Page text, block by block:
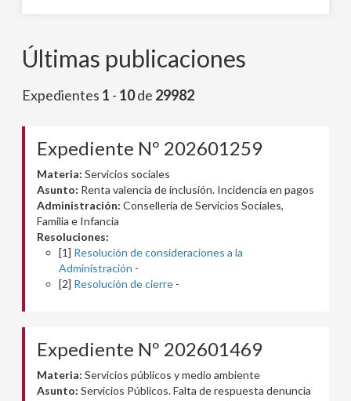
Últimas publicaciones
Expedientes 1 - 10de 29982
Expediente Nº 202601259
Materia: Servicios sociales
Asunto: Renta valencia de inclusión. Incidencia en pagos
Administración: Conselleria de Servicios Sociales,
Familia e Infancia
Resoluciones:
[1] Resolución de consideraciones a la
Administración -
[2] Resolución de cierre -
Expediente Nº 202601469
Materia: Servicios públicos y medio ambiente
Asunto: Servicios Públicos. Falta de respuesta denuncia